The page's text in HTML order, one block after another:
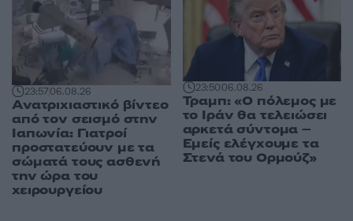
23:5706.08.26
Ανατριχιαστικό βίντεο
από τον σεισμό στην
Ιαπωνία: Γιατροί
προστατεύουν με τα
σώματά τους ασθενή
την ώρα του
χειρουργείου
23:5006.08.26
Τραμπ: «Ο πόλεμος με
το Ιράν θα τελειώσει
αρκετά σύντομα –
Εμείς ελέγχουμε τα
Στενά του Ορμούζ»